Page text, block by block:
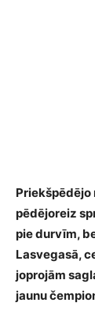
Priekšpēdējo
pēdējoreiz
pie durvīm,
Lasvegasā,
joprojām
jaunu